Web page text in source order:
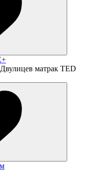
Двулицев матрак TED